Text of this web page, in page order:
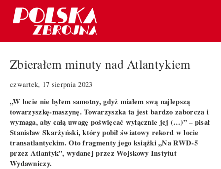
Zbierałem minuty nad Atlantykiem
czwartek, 17 sierpnia 2023
„W locie nie byłem samotny, gdyż miałem swą najlepszą
towarzyszkę-maszynę. Towarzyszka ta jest bardzo zaborcza i
wymaga, aby całą uwagę poświęcać wyłącznie jej (…)” – pisał
Stanisław Skarżyński, który pobił światowy rekord w locie
transatlantyckim. Oto fragmenty jego książki „Na RWD-5
przez Atlantyk”, wydanej przez Wojskowy Instytut
Wydawniczy.